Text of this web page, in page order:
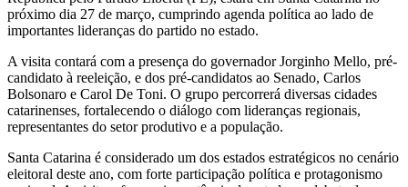
próximo dia 27 de março, cumprindo agenda política ao lado de
importantes lideranças do partido no estado.
A visita contará com a presença do governador Jorginho Mello, pré-
candidato à reeleição, e dos pré-candidatos ao Senado, Carlos
Bolsonaro e Carol De Toni. O grupo percorrerá diversas cidades
catarinenses, fortalecendo o diálogo com lideranças regionais,
representantes do setor produtivo e a população.
Santa Catarina é considerado um dos estados estratégicos no cenário
eleitoral deste ano, com forte participação política e protagonismo